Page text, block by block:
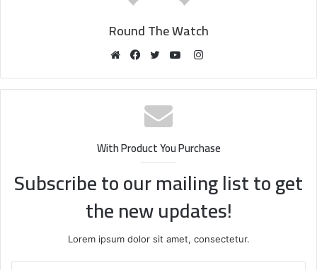
Round The Watch
Instagram
With Product You Purchase
Subscribe to our mailing list to get
the new updates!
Lorem ipsum dolor sit amet, consectetur.